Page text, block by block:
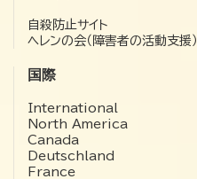
自殺防止サイト
ヘレンの会（障害者の活動支援）
国際
International
North America
Canada
Deutschland
France